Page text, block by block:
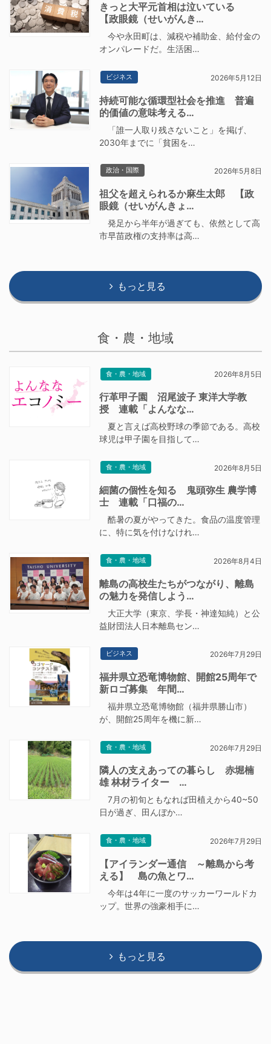
きっと大平元首相は泣いている
【政眼鏡（せいがんき…
今や永田町は、減税や補助金、給付金の
オンパレードだ。生活困…
ビジネス 2026年5月12日
持続可能な循環型社会を推進 普遍
的価値の意味考える…
「誰一人取り残さないこと」を掲げ、
2030年までに「貧困を…
政治・国際 2026年5月8日
祖父を超えられるか麻生太郎 【政
眼鏡（せいがんきょ…
発足から半年が過ぎても、依然として高
市早苗政権の支持率は高…
もっと見る
食・農・地域
食・農・地域 2026年8月5日
行革甲子園 沼尾波子 東洋大学教
授 連載「よんなな…
夏と言えば高校野球の季節である。高校
球児は甲子園を目指して…
食・農・地域 2026年8月5日
細菌の個性を知る 鬼頭弥生 農学博
士 連載「口福の…
酷暑の夏がやってきた。食品の温度管理
に、特に気を付けなけれ…
食・農・地域 2026年8月4日
離島の高校生たちがつながり、離島
の魅力を発信しよう…
大正大学（東京、学長・神達知純）と公
益財団法人日本離島セン…
ビジネス 2026年7月29日
福井県立恐竜博物館、開館25周年で
新ロゴ募集 年間…
福井県立恐竜博物館（福井県勝山市）
が、開館25周年を機に新…
食・農・地域 2026年7月29日
隣人の支えあっての暮らし 赤堀楠
雄 林材ライター …
7月の初旬ともなれば田植えから40~50
日が過ぎ、田んぼか…
食・農・地域 2026年7月29日
【アイランダー通信 ～離島から考
える】 島の魚とワ…
今年は4年に一度のサッカーワールドカ
ップ。世界の強豪相手に…
もっと見る